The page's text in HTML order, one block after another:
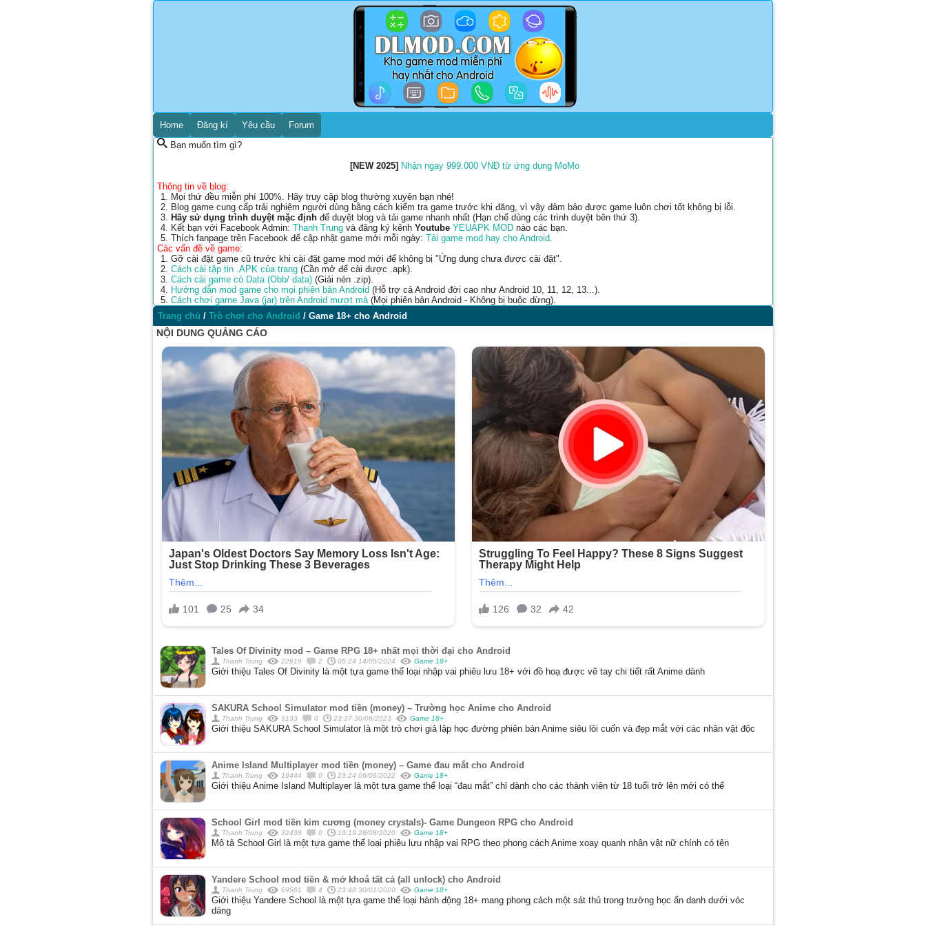
Home Đăng kí Yêu cầu
Forum
Bạn muốn tìm gì?
[NEW 2025] Nhận ngay 999.000 VNĐ từ ứng dụng MoMo
Thông tin về blog:
Mọi thứ đều miễn phí 100%. Hãy truy cập blog thường xuyên bạn nhé!
Blog game cung cấp trải nghiệm người dùng bằng cách kiểm tra game trước khi đăng, vì vậy đảm bảo được game luôn chơi tốt không bị lỗi.
Hãy sử dụng trình duyệt mặc định để duyệt blog và tải game nhanh nhất (Hạn chế dùng các trình duyệt bên thứ 3).
Kết bạn với Facebook Admin: Thanh Trung và đăng ký kênh Youtube YEUAPK MOD nào các bạn.
Thích fanpage trên Facebook để cập nhật game mới mỗi ngày: Tải game mod hay cho Android.
Các vấn đề về game:
Gỡ cài đặt game cũ trước khi cài đặt game mod mới để không bị "Ứng dụng chưa được cài đặt".
Cách cài tập tin .APK của trang (Cần mở để cài được .apk).
Cách cài game có Data (Obb/ data) (Giải nén .zip).
Hướng dẫn mod game cho mọi phiên bản Android (Hỗ trợ cả Android đời cao như Android 10, 11, 12, 13...).
Cách chơi game Java (jar) trên Android mượt mà(Mọi phiên bản Android - Không bị buộc dừng).
Trang chủ / Trò chơi cho Android / Game 18+ cho Android
Tales Of Divinity mod – Game RPG 18+ nhất mọi thời đại cho Android
Thanh Trung 22619 2 05:24 14/05/2024 Game 18+
Giới thiệu Tales Of Divinity là một tựa game thể loại nhập vai phiêu lưu 18+ với đồ hoạ được vẽ tay chi tiết rất Anime dành
SAKURA School Simulator mod tiền (money) – Trường học Anime cho Android
Thanh Trung 9133 0 23:37 30/06/2023 Game 18+
Giới thiệu SAKURA School Simulator là một trò chơi giả lập học đường phiên bản Anime siêu lôi cuốn và đẹp mắt với các nhân vật độc
Anime Island Multiplayer mod tiền (money) – Game đau mắt cho Android
Thanh Trung 19444 0 23:24 06/09/2022 Game 18+
Giới thiệu Anime Island Multiplayer là một tựa game thể loại “đau mắt” chỉ dành cho các thành viên từ 18 tuổi trở lên mới có thể
School Girl mod tiền kim cương (money crystals)- Game Dungeon RPG cho Android
Thanh Trung 32438 0 19:19 28/08/2020 Game 18+
Mô tả School Girl là một tựa game thể loại phiêu lưu nhập vai RPG theo phong cách Anime xoay quanh nhân vật nữ chính có tên
Yandere School mod tiền & mở khoá tất cả (all unlock) cho Android
Thanh Trung 69581 4 23:48 30/01/2020 Game 18+
Giới thiệu Yandere School là một tựa game thể loại hành động 18+ mang phong cách một sát thủ trong trường học ẩn danh dưới vóc
dáng